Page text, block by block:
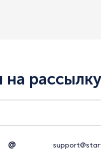
на рассылку
@